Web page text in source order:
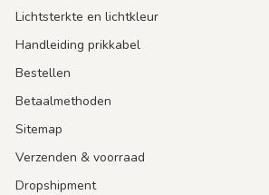
Lichtsterkte en lichtkleur
Handleiding prikkabel
Bestellen
Betaalmethoden
Sitemap
Verzenden & voorraad
Dropshipment